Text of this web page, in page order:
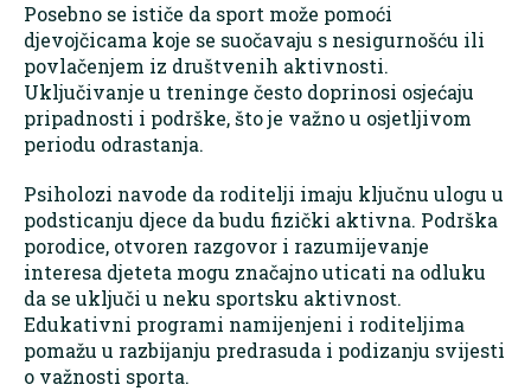
Posebno se ističe da sport može pomoći
djevojčicama koje se suočavaju s nesigurnošću ili
povlačenjem iz društvenih aktivnosti.
Uključivanje u treninge često doprinosi osjećaju
pripadnosti i podrške, što je važno u osjetljivom
periodu odrastanja.
Psiholozi navode da roditelji imaju ključnu ulogu u
podsticanju djece da budu fizički aktivna. Podrška
porodice, otvoren razgovor i razumijevanje
interesa djeteta mogu značajno uticati na odluku
da se uključi u neku sportsku aktivnost.
Edukativni programi namijenjeni i roditeljima
pomažu u razbijanju predrasuda i podizanju svijesti
o važnosti sporta.